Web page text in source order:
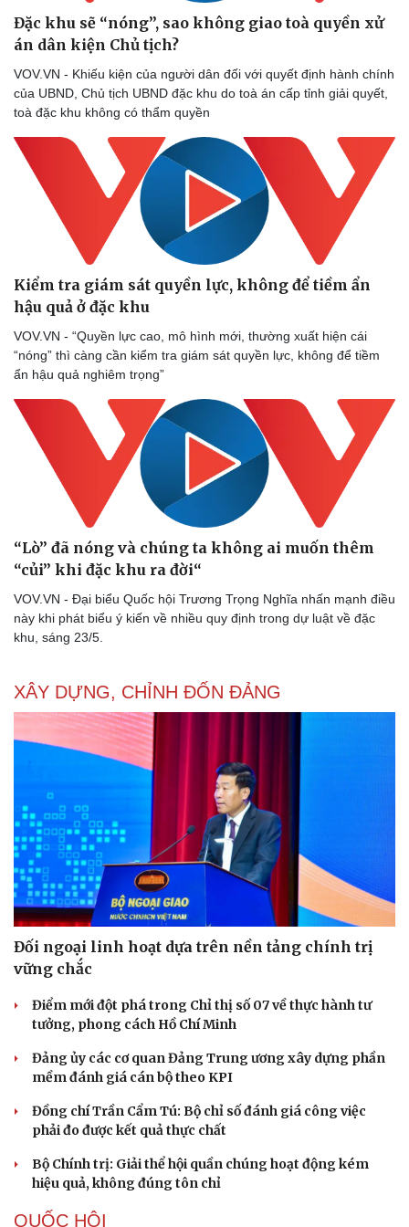
Sức khỏe
Dinh dưỡng - món ngon
Sản phụ khoa
Nhi khoa
Nam khoa
Làm đẹp - giảm cân
Phòng mạch online
Ăn sạch sống khỏe
Đời sống
Tình yêu - Gia đình
Văn hóa
Sân khấu - Điện ảnh
Văn học
Di sản
Nghệ sĩ
Thời trang
Đặc khu sẽ “nóng”, sao không giao toà quyền xử
án dân kiện Chủ tịch?
VOV.VN - Khiếu kiện của người dân đối với quyết định hành chính
của UBND, Chủ tịch UBND đặc khu do toà án cấp tỉnh giải quyết,
toà đặc khu không có thẩm quyền
Kiểm tra giám sát quyền lực, không để tiềm ẩn
hậu quả ở đặc khu
VOV.VN - “Quyền lực cao, mô hình mới, thường xuất hiện cái
“nóng” thì càng cần kiểm tra giám sát quyền lực, không để tiềm
ẩn hậu quả nghiêm trọng”
“Lò” đã nóng và chúng ta không ai muốn thêm
“củi” khi đặc khu ra đời“
VOV.VN - Đại biểu Quốc hội Trương Trọng Nghĩa nhấn mạnh điều
này khi phát biểu ý kiến về nhiều quy định trong dự luật về đặc
khu, sáng 23/5.
XÂY DỰNG, CHỈNH ĐỐN ĐẢNG
Đối ngoại linh hoạt dựa trên nền tảng chính trị
vững chắc
Điểm mới đột phá trong Chỉ thị số 07 về thực hành tư
tưởng, phong cách Hồ Chí Minh
Đảng ủy các cơ quan Đảng Trung ương xây dựng phần
mềm đánh giá cán bộ theo KPI
Đồng chí Trần Cẩm Tú: Bộ chỉ số đánh giá công việc
phải đo được kết quả thực chất
Bộ Chính trị: Giải thể hội quần chúng hoạt động kém
hiệu quả, không đúng tôn chỉ
QUỐC HỘI